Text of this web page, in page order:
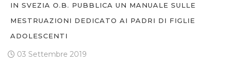
IN SVEZIA O.B. PUBBLICA UN MANUALE SULLE
MESTRUAZIONI DEDICATO AI PADRI DI FIGLIE
ADOLESCENTI
03 Settembre 2019